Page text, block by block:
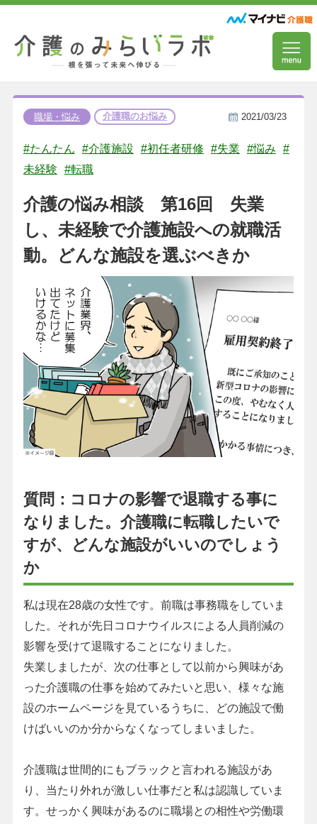
職場・悩み 介護職のお悩み 2021/03/23
#たんたん #介護施設 #初任者研修 #失業 #悩み
#
未経験
#転職
介護の悩み相談 第16回 失業
し、未経験で介護施設への就職活
動。どんな施設を選ぶべきか
質問：コロナの影響で退職する事に
なりました。介護職に転職したいで
すが、どんな施設がいいのでしょう
か
私は現在28歳の女性です。前職は事務職をしていま
した。それが先日コロナウイルスによる人員削減の
影響を受けて退職することになりました。
失業しましたが、次の仕事として以前から興味があ
った介護職の仕事を始めてみたいと思い、様々な施
設のホームページを見ているうちに、どの施設で働
けばいいのか分からなくなってしまいました。
介護職は世間的にもブラックと言われる施設があ
り、当たり外れが激しい仕事だと私は認識していま
す。せっかく興味があるのに職場との相性や労働環